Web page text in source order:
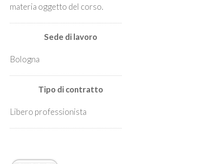
materia oggetto del corso.
Sede di lavoro
Bologna
Tipo di contratto
Libero professionista